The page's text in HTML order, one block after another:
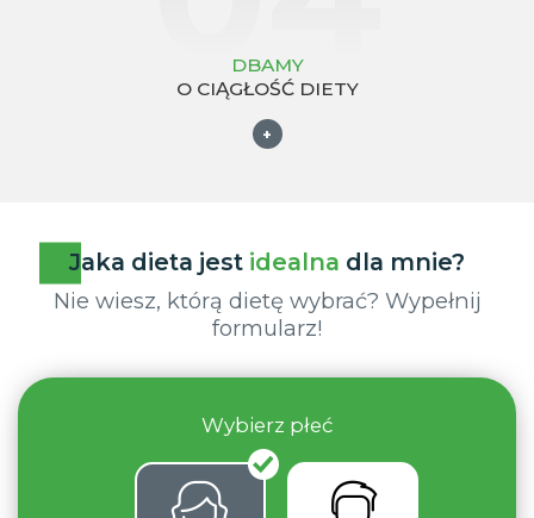
DBAMY
O CIĄGŁOŚĆ DIETY
+
Jaka dieta jest idealna dla mnie?
Nie wiesz, którą dietę wybrać? Wypełnij
formularz!
Wybierz płeć